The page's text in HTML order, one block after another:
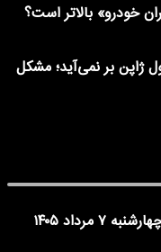
خودرو» بالاتر است؟
ژاپن بر نمی‌آید؛ مشکل
فوری | ادارات تهران فردا چهارشنبه ۷ مرداد ۱۴۰۵